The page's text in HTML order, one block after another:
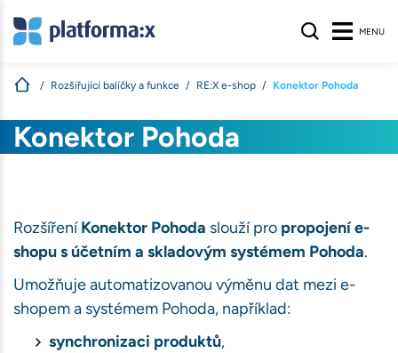
MENU
Rozšiřující balíčky a funkce RE:X e-shop Konektor Pohoda
Konektor Pohoda
RozšířeníKonektor Pohoda slouží pro propojení e-
shopu s účetním a skladovým systémem Pohoda.
Umožňuje automatizovanou výměnu dat mezi e-
shopem a systémem Pohoda, například:
synchronizaci produktů,
stránek